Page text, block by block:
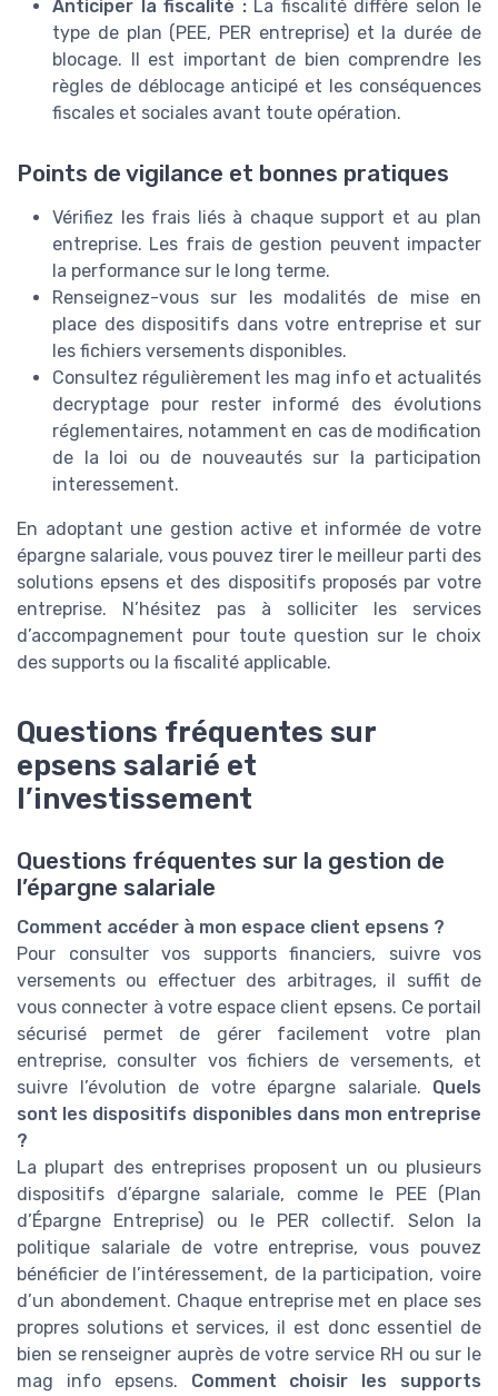
Anticiper la fiscalité :La fiscalité diffère selon le
type de plan (PEE, PER entreprise) et la durée de
blocage. Il est important de bien comprendre les
règles de déblocage anticipé et les conséquences
fiscales et sociales avant toute opération.
Points de vigilance et bonnes pratiques
Vérifiez les frais liés à chaque support et au plan
entreprise. Les frais de gestion peuvent impacter
la performance sur le long terme.
Renseignez-vous sur les modalités de mise en
place des dispositifs dans votre entreprise et sur
les fichiers versements disponibles.
Consultez régulièrement les mag info et actualités
decryptage pour rester informé des évolutions
réglementaires, notamment en cas de modification
de la loi ou de nouveautés sur la participation
interessement.
En adoptant une gestion active et informée de votre
épargne salariale, vous pouvez tirer le meilleur parti des
solutions epsens et des dispositifs proposés par votre
entreprise. N’hésitez pas à solliciter les services
d’accompagnement pour toute question sur le choix
des supports ou la fiscalité applicable.
Questions fréquentes sur
epsens salarié et
l’investissement
Questions fréquentes sur la gestion de
l’épargne salariale
Comment accéder à mon espace client epsens ?
Pour consulter vos supports financiers, suivre vos
versements ou effectuer des arbitrages, il suffit de
vous connecter à votre espace client epsens. Ce portail
sécurisé permet de gérer facilement votre plan
entreprise, consulter vos fichiers de versements, et
suivre l’évolution de votre épargne salariale. Quels
sont les dispositifs disponibles dans mon entreprise
?
La plupart des entreprises proposent un ou plusieurs
dispositifs d’épargne salariale, comme le PEE (Plan
d’Épargne Entreprise) ou le PER collectif. Selon la
politique salariale de votre entreprise, vous pouvez
bénéficier de l’intéressement, de la participation, voire
d’un abondement. Chaque entreprise met en place ses
propres solutions et services, il est donc essentiel de
bien se renseigner auprès de votre service RH ou sur le
mag info epsens. Comment choisir les supports